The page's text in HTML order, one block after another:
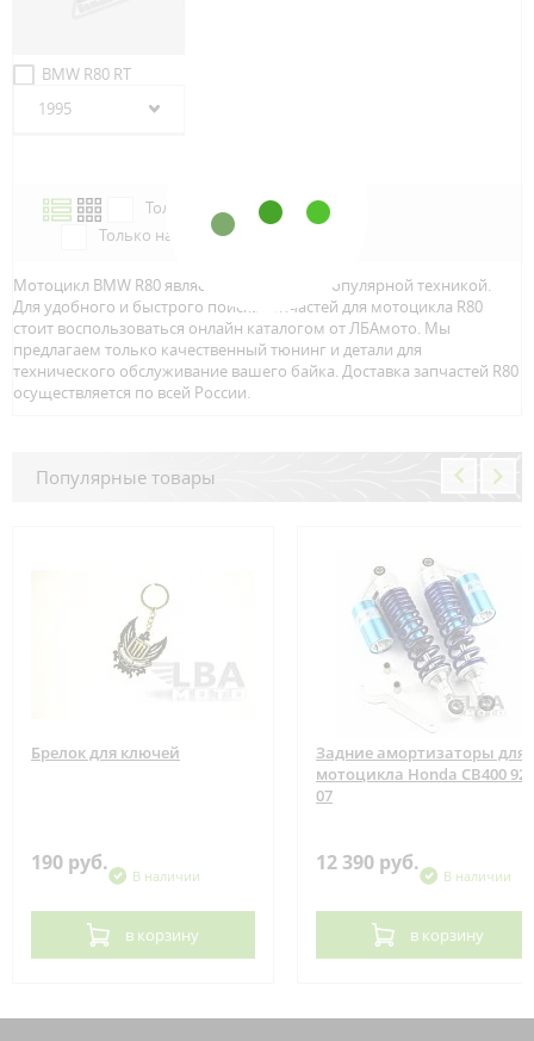
BMW R80 RT
1995
Только в наличии
Только наличие м.Аэропорт
Мотоцикл BMW R80 является достаточно популярной техникой.
Для удобного и быстрого поиска запчастей для мотоцикла R80
стоит воспользоваться онлайн каталогом от ЛБАмото. Мы
предлагаем только качественный тюнинг и детали для
технического обслуживание вашего байка. Доставка запчастей R80
осуществляется по всей Росcии.
Популярные товары
Брелок для ключей
190 руб.
В наличии
в корзину
Задние амортизаторы для
мотоцикла Honda CB400 92-
07
12 390 руб.
В наличии
в корзину